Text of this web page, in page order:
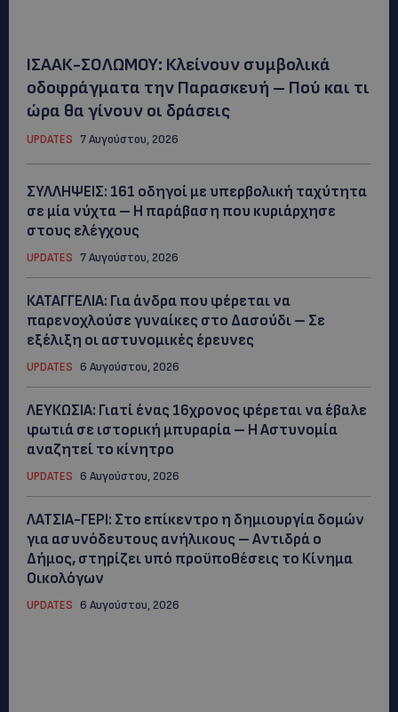
ΙΣΑΑΚ-ΣΟΛΩΜΟΥ: Κλείνουν συμβολικά
οδοφράγματα την Παρασκευή – Πού και τι
ώρα θα γίνουν οι δράσεις
UPDATES 7 Αυγούστου, 2026
ΣΥΛΛΗΨΕΙΣ: 161 οδηγοί με υπερβολική ταχύτητα
σε μία νύχτα – Η παράβαση που κυριάρχησε
στους ελέγχους
UPDATES 7 Αυγούστου, 2026
ΚΑΤΑΓΓΕΛΙΑ: Για άνδρα που φέρεται να
παρενοχλούσε γυναίκες στο Δασούδι – Σε
εξέλιξη οι αστυνομικές έρευνες
UPDATES 6 Αυγούστου, 2026
ΛΕΥΚΩΣΙΑ: Γιατί ένας 16χρονος φέρεται να έβαλε
φωτιά σε ιστορική μπυραρία – Η Αστυνομία
αναζητεί το κίνητρο
UPDATES 6 Αυγούστου, 2026
ΛΑΤΣΙΑ-ΓΕΡΙ: Στο επίκεντρο η δημιουργία δομών
για ασυνόδευτους ανήλικους – Αντιδρά ο
Δήμος, στηρίζει υπό προϋποθέσεις το Κίνημα
Οικολόγων
UPDATES 6 Αυγούστου, 2026